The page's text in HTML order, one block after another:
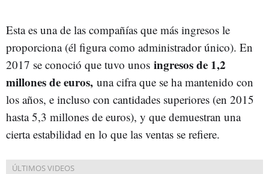
Esta es una de las compañías que más ingresos le
proporciona (él figura como administrador único). En
2017 se conoció que tuvo unos ingresos de 1,2
millones de euros, una cifra que se ha mantenido con
los años, e incluso con cantidades superiores (en 2015
hasta 5,3 millones de euros), y que demuestran una
cierta estabilidad en lo que las ventas se refiere.